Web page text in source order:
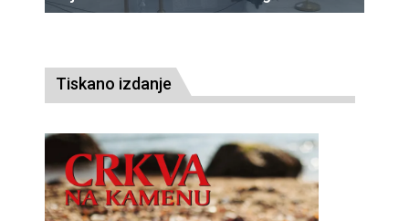
Tiskano izdanje